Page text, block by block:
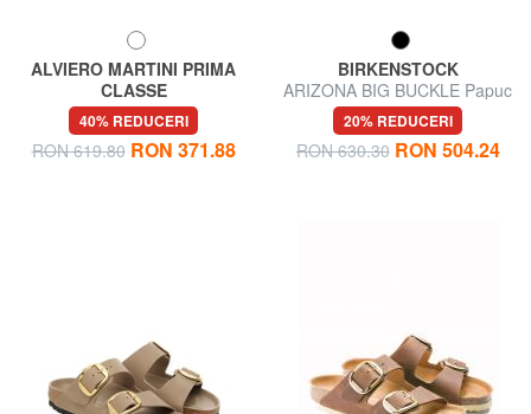
ALVIERO MARTINI PRIMA
CLASSE
GEO Adidași
40% REDUCERI
RON 619.80 RON 371.88
BIRKENSTOCK
ARIZONA BIG BUCKLE Papuc
patentat
20% REDUCERI
RON 630.30 RON 504.24